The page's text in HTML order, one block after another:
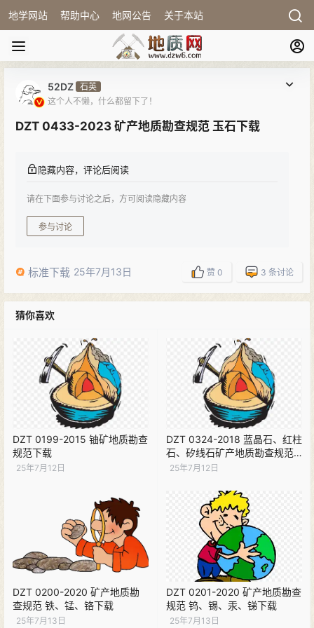
地学网站 帮助中心 地网公告 关于本站
52DZ 石英
这个人不懒，什么都留下了！
DZT 0433-2023 矿产地质勘查规范 玉石下载
隐藏内容，评论后阅读
请在下面参与讨论之后，方可阅读隐藏内容
参与讨论
标准下载 25年7月13日 赞 0 3 条讨论
猜你喜欢
DZT 0199-2015 铀矿地质勘查
规范下载
25年7月12日
DZT 0324-2018 蓝晶石、红柱
石、矽线石矿产地质勘查规范
下载
25年7月12日
DZT 0200-2020 矿产地质勘
查规范 铁、锰、铬下载
25年7月13日
DZT 0201-2020 矿产地质勘查
规范 钨、锡、汞、锑下载
25年7月13日